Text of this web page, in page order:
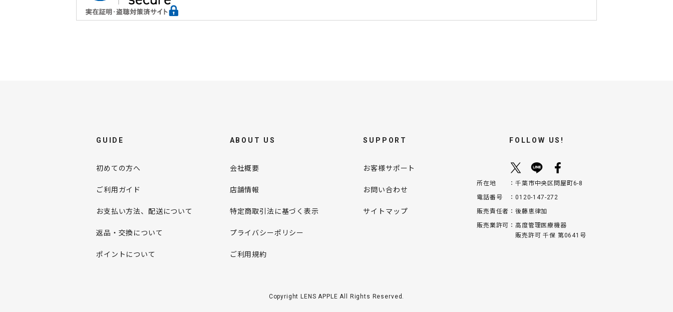
GUIDE
初めての方へ
ご利用ガイド
お支払い方法、配送について
返品・交換について
ポイントについて
ABOUT US
会社概要
店舗情報
特定商取引法に基づく表示
プライバシーポリシー
ご利用規約
SUPPORT
お客様サポート
お問い合わせ
サイトマップ
FOLLOW US!
所在地
千葉市中央区問屋町6-8
電話番号
0120-147-272
販売責任者
後藤恵律加
販売業許可
高度管理医療機器
販売許可 千保 第0641号
Copyright LENS APPLE All Rights Reserved.